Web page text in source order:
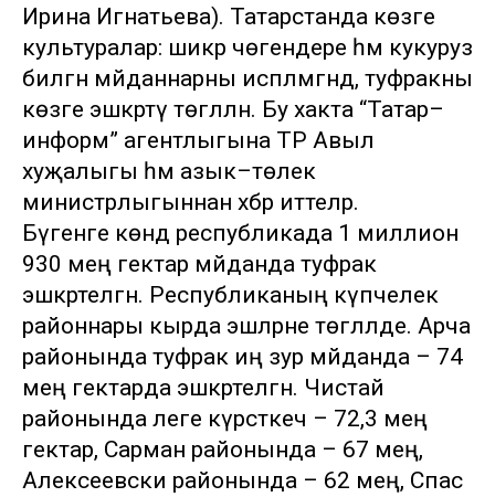
Ирина Игнатьева). Татарстанда көзге
культуралар: шикәр чөгендере һәм кукуруз
биләгән мәйданнарны исәпләмәгәндә, туфракны
көзге эшкәртү төгәлләнә. Бу хакта “Татар–
информ” агентлыгына ТР Авыл
хуҗалыгы һәм азык–төлек
министрлыгыннан хәбәр иттеләр.
Бүгенге көндә республикада 1 миллион
930 мең гектар мәйданда туфрак
эшкәртелгән. Республиканың күпчелек
районнары кырда эшләрне төгәлләде. Арча
районында туфрак иң зур мәйданда – 74
мең гектарда эшкәртелгән. Чистай
районында әлеге күрсәткеч – 72,3 мең
гектар, Сарман районында – 67 мең,
Алексеевски районында – 62 мең, Спас